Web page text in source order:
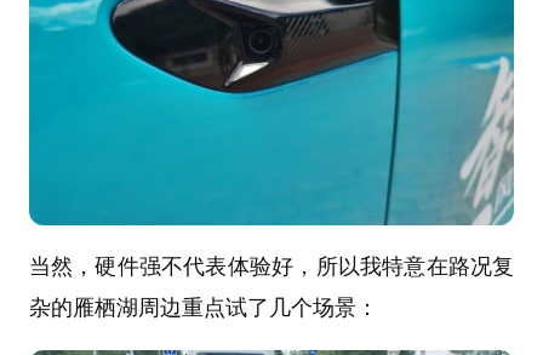
当然，硬件强不代表体验好，所以我特意在路况复
杂的雁栖湖周边重点试了几个场景：